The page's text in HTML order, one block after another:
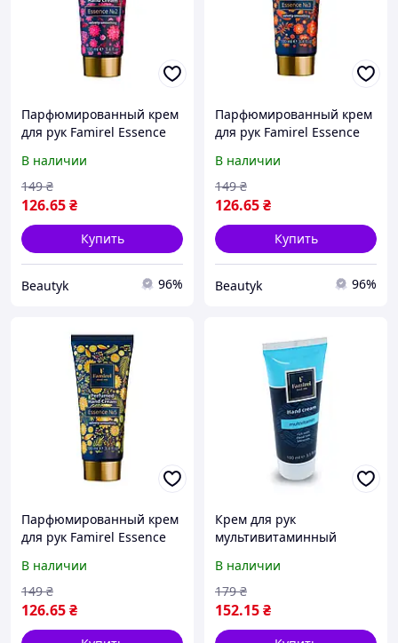
Парфюмированный крем
для рук Famirel Essence
В наличии
126.65₴
149 ₴
Купить
Beautyk 96%
Парфюмированный крем
для рук Famirel Essence
В наличии
126.65₴
149 ₴
Купить
Beautyk 96%
Парфюмированный крем
для рук Famirel Essence
В наличии
126.65₴
149 ₴
Крем для рук
мультивитаминный
Мертвого моря, 100 мл
Фамирель (085045)
В наличии
152.15₴
179 ₴